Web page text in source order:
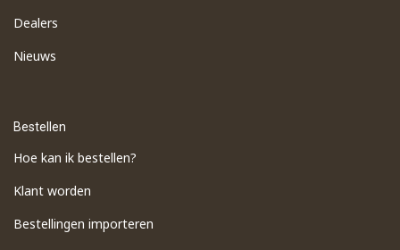
Dealers
Nieuws
Bestellen
Hoe kan ik bestellen?
Klant worden
Bestellingen importeren